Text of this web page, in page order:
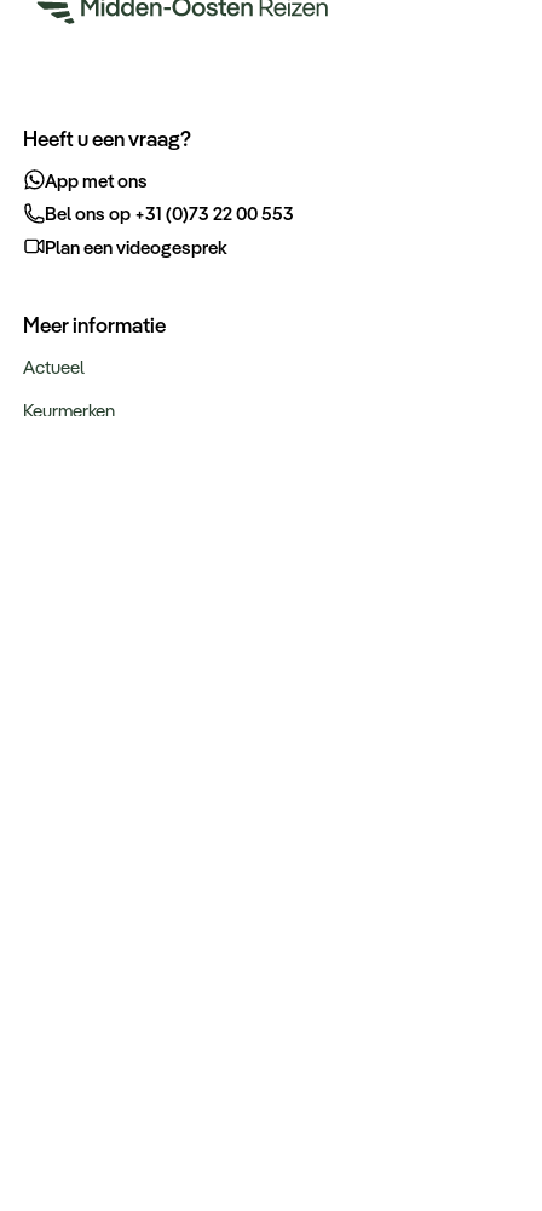
Heeft u een vraag?
App met ons
Bel ons op +31 (0)73 22 00 553
Plan een videogesprek
Meer informatie
Actueel
Keurmerken